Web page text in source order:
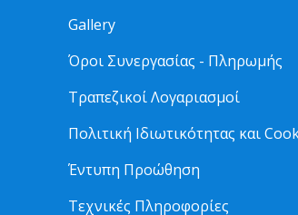
Gallery
Όροι Συνεργασίας - Πληρωμής
Τραπεζικοί Λογαριασμοί
Πολιτική Ιδιωτικότητας και
Έντυπη Προώθηση
Τεχνικές Πληροφορίες